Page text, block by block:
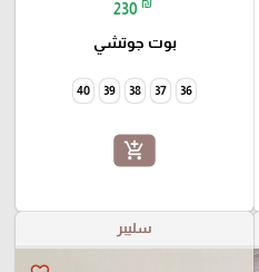
230
بوت جوتشي
36
37
38
39
40
add_shopping_cart
سليبر